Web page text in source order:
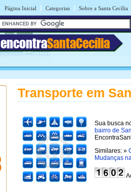
Página Inicial | Categorias | Sobre a Santa Cecília
encontraSantaCecília
Transporte em
Sua busca
bairro de
Similares: »
Mudanças